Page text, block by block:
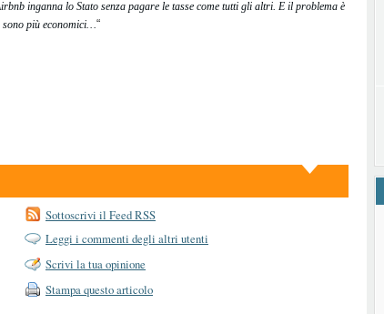
inganna lo Stato senza pagare le tasse come tutti gli altri. E il problema è
sono più economici…“
Sottoscrivi il Feed RSS
Leggi i commenti degli altri utenti
Scrivi la tua opinione
Stampa questo articolo